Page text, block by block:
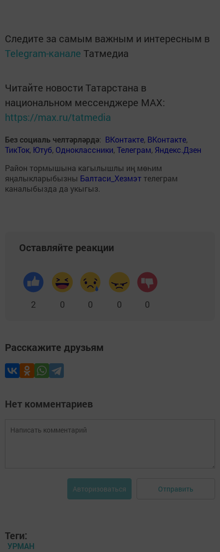
Следите за самым важным и интересным в
Telegram-канале Татмедиа
Читайте новости Татарстана в
национальном мессенджере MАХ:
https://max.ru/tatmedia
Без социаль челтәрләрдә: ВКонтакте, ВКонтакте,
ТикТок, Ютуб, Одноклассники,Телеграм, Яндекс.Дзен
Район тормышына кагылышлы иң мөһим
яңалыкларыбызны Балтаси_Хезмэт телеграм
каналыбызда да укыгыз.
Оставляйте реакции
2 0 0 0 0
Расскажите друзьям
Нет комментариев
Авторизоваться Отправить
Теги:
УРМАН